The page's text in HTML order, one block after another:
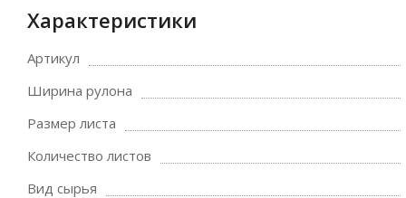
Характеристики
Артикул
Ширина рулона
Размер листа
Количество листов
Вид сырья